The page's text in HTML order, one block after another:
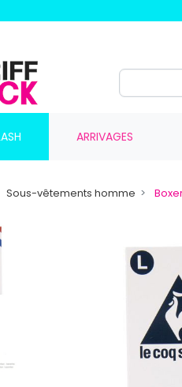
ARRIVAGES
Sous-vêtements homme